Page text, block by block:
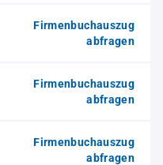
Firmenbuchauszug
abfragen
Firmenbuchauszug
abfragen
Firmenbuchauszug
abfragen